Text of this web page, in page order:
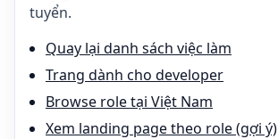
tuyển.
Quay lại danh sách việc làm
Trang dành cho developer
Browse role tại Việt Nam
Xem landing page theo role (gợi ý)